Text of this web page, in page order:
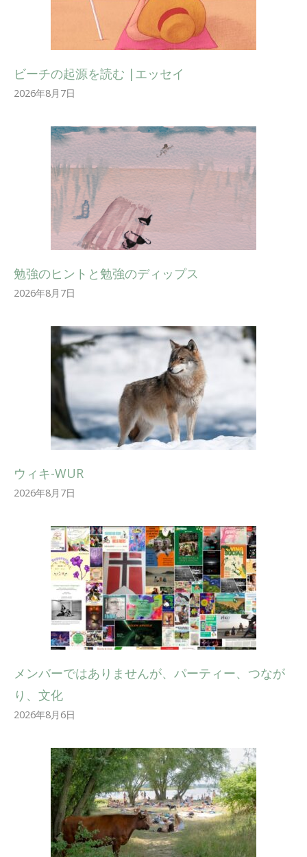
ビーチの起源を読む |エッセイ
2026年8月7日
勉強のヒントと勉強のディップス
2026年8月7日
ウィキ-WUR
2026年8月7日
メンバーではありませんが、パーティー、つなが
り、文化
2026年8月6日